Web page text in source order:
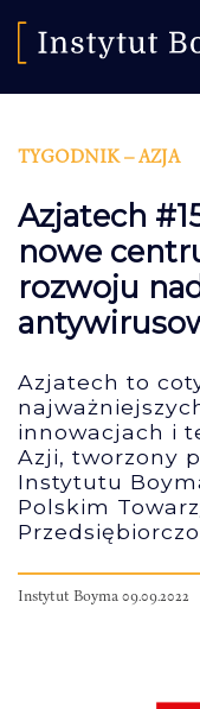
TYGODNIK – AZJA
Azjatech
nowe
rozwoju
Azjatech to
innowacjach i
Azji, tworzony
Instytutu
Polskim
Instytut Boyma 09.09.2022